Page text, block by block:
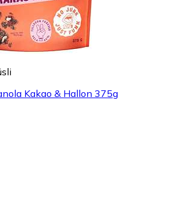
Kakao & Hallon 375g